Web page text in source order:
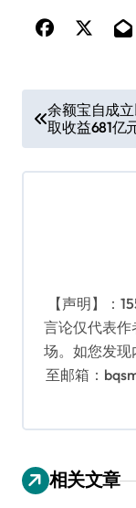
章
导
余额宝自成
取收益681亿
【声明】：
言论仅代表
场。如您发
至邮箱：
相关文章